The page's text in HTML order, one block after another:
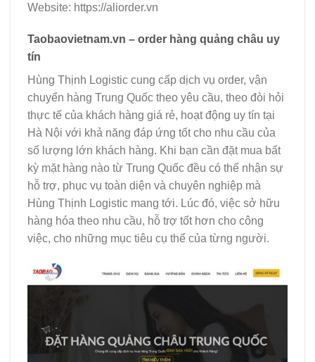
Website: https://aliorder.vn
Taobaovietnam.vn – order hàng quảng châu uy
tín
Hùng Thịnh Logistic cung cấp dịch vụ order, vận
chuyển hàng Trung Quốc theo yêu cầu, theo đòi hỏi
thực tế của khách hàng giá rẻ, hoạt động uy tín tại
Hà Nội với khả năng đáp ứng tốt cho nhu cầu của
số lượng lớn khách hàng. Khi bạn cần đặt mua bất
kỳ mặt hàng nào từ Trung Quốc đều có thể nhận sự
hỗ trợ, phục vụ toàn diện và chuyên nghiệp mà
Hùng Thịnh Logistic mang tới. Lúc đó, việc sở hữu
hàng hóa theo nhu cầu, hỗ trợ tốt hơn cho công
việc, cho những mục tiêu cụ thể của từng người.